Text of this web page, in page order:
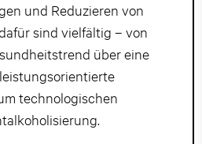
und Reduzieren von
sind vielfältig – von
über eine
technologischen